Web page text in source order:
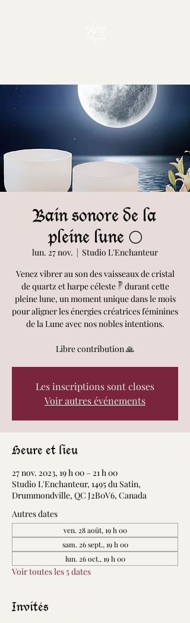
Bain sonore de la
pleine lune 🌕
lun. 27 nov.
  |
Studio L'Enchanteur
Venez vibrer au son des vaisseaux de cristal
de quartz et harpe céleste 𓏢 durant cette
pleine lune, un moment unique dans le mois
pour aligner les énergies créatrices féminines
de la Lune avec nos nobles intentions.
Libre contribution 🙏
Les inscriptions sont closes
Voir autres événements
Heure et lieu
27 nov. 2023, 19 h 00 – 21 h 00
Studio L'Enchanteur, 1495 du Satin,
Drummondville, QC J2B0V6, Canada
Autres dates
ven. 28 août, 19 h 00
sam. 26 sept., 19 h 00
lun. 26 oct., 19 h 00
Voir toutes les 5 dates
Invités